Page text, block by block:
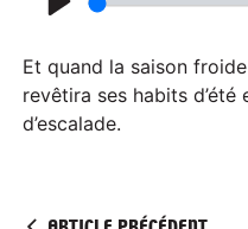
l
a
y
Et quand la saison
revêtira ses habits
d’escalade.